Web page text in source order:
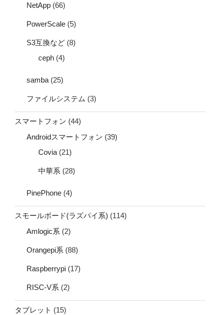
NetApp (66)
PowerScale (5)
S3互換など (8)
ceph (4)
samba (25)
ファイルシステム (3)
スマートフォン (44)
Androidスマートフォン (39)
Covia(21)
中華系 (28)
PinePhone (4)
スモールボード(ラズパイ系) (114)
Amlogic系 (2)
Orangepi系 (88)
Raspberrypi (17)
RISC-V系 (2)
タブレット (15)